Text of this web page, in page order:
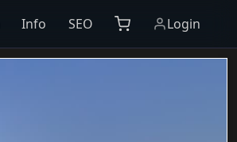
Info SEO Login